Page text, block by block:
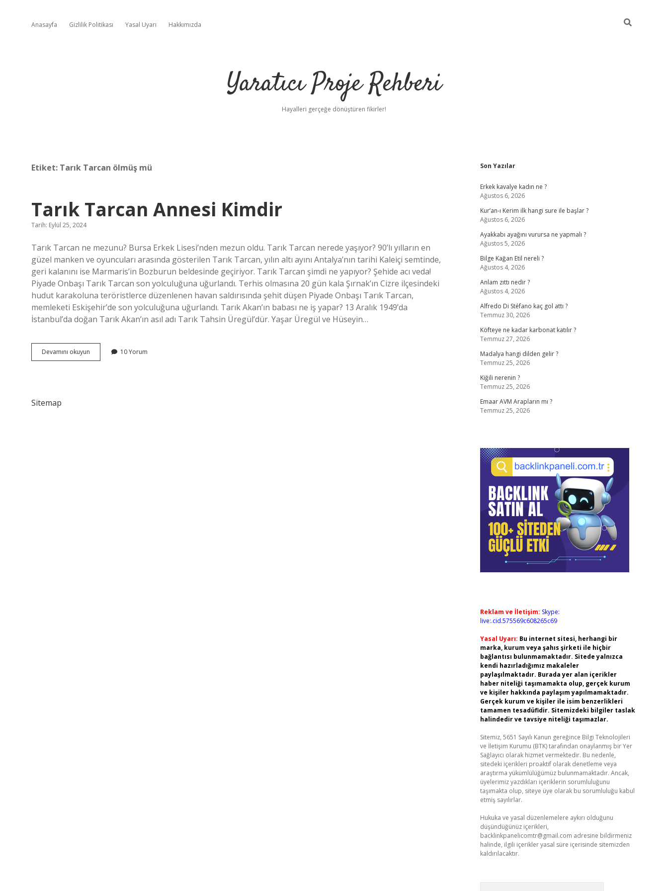
Anasayfa Gizlilik Politikası Yasal Uyarı Hakkımızda
Yaratıcı Proje Rehberi
Hayalleri gerçeğe dönüştüren fikirler!
Etiket: Tarık Tarcan ölmüş mü
Tarık Tarcan Annesi Kimdir
Tarih: Eylül 25, 2024
Tarık Tarcan ne mezunu? Bursa Erkek Lisesi’nden mezun oldu. Tarık Tarcan nerede yaşıyor? 90’lı yılların en
güzel manken ve oyuncuları arasında gösterilen Tarık Tarcan, yılın altı ayını Antalya’nın tarihi Kaleiçi semtinde,
geri kalanını ise Marmaris’in Bozburun beldesinde geçiriyor. Tarık Tarcan şimdi ne yapıyor? Şehide acı veda!
Piyade Onbaşı Tarık Tarcan son yolculuğuna uğurlandı. Terhis olmasına 20 gün kala Şırnak’ın Cizre ilçesindeki
hudut karakoluna teröristlerce düzenlenen havan saldırısında şehit düşen Piyade Onbaşı Tarık Tarcan,
memleketi Eskişehir’de son yolculuğuna uğurlandı. Tarık Akan’ın babası ne iş yapar? 13 Aralık 1949’da
İstanbul’da doğan Tarık Akan’ın asıl adı Tarık Tahsin Üregül’dür. Yaşar Üregül ve Hüseyin…
Devamını okuyun
Tarcan
10 Yorum
Sitemap
Sidebar
Son Yazılar
Erkek kavalye kadın ne ?
Ağustos 6, 2026
Kur’an-ı Kerim ilk hangi sure ile başlar ?
Ağustos 6, 2026
Ayakkabı ayağını vurursa ne yapmalı ?
Ağustos 5, 2026
Bilge Kağan Etil nereli ?
Ağustos 4, 2026
Anlam zıttı nedir ?
Ağustos 4, 2026
Alfredo Di Stéfano kaç gol attı ?
Temmuz 30, 2026
Köfteye ne kadar karbonat katılır ?
Temmuz 27, 2026
Madalya hangi dilden gelir ?
Temmuz 25, 2026
Kiğili nerenin ?
Temmuz 25, 2026
Emaar AVM Arapların mı ?
Temmuz 25, 2026
Reklam ve İletişim: Skype:
live:.cid.575569c608265c69
Yasal Uyarı: Bu internet sitesi, herhangi bir
marka, kurum veya şahıs şirketi ile hiçbir
bağlantısı bulunmamaktadır. Sitede yalnızca
kendi hazırladığımız makaleler
paylaşılmaktadır. Burada yer alan içerikler
haber niteliği taşımamakta olup, gerçek kurum
ve kişiler hakkında paylaşım yapılmamaktadır.
Gerçek kurum ve kişiler ile isim benzerlikleri
tamamen tesadüfidir. Sitemizdeki bilgiler taslak
halindedir ve tavsiye niteliği taşımazlar.
Sitemiz, 5651 Sayılı Kanun gereğince Bilgi Teknolojileri
ve İletişim Kurumu (BTK) tarafından onaylanmış bir Yer
Sağlayıcı olarak hizmet vermektedir. Bu nedenle,
sitedeki içerikleri proaktif olarak denetleme veya
araştırma yükümlülüğümüz bulunmamaktadır. Ancak,
üyelerimiz yazdıkları içeriklerin sorumluluğunu
taşımakta olup, siteye üye olarak bu sorumluluğu kabul
etmiş sayılırlar.
Hukuka ve yasal düzenlemelere aykırı olduğunu
düşündüğünüz içerikleri,
backlinkpanelicomtr@gmail.com adresine bildirmeniz
halinde, ilgili içerikler yasal süre içerisinde sitemizden
kaldırılacaktır.
ilbet mobil girişpiabellacasino